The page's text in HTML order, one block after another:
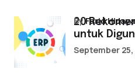
20
untuk
byFarid
September